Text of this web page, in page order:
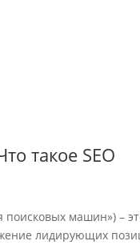
такое SEO
машин») –
лидирующих